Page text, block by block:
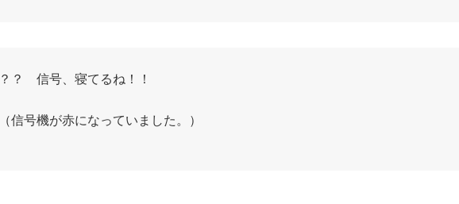
？？ 信号、寝てるね！！
（信号機が赤になっていました。）